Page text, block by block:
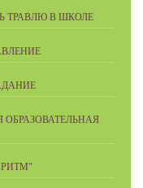
ТРАВЛЮ В ШКОЛЕ